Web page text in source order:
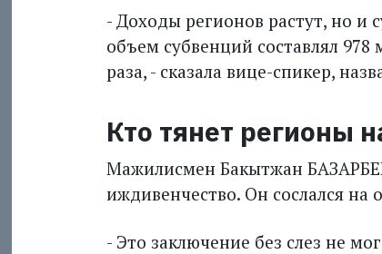
- Доходы регионов растут, но и
объем субвенций составлял 978
раза, - сказала вице-спикер,
Кто тянет регионы
Мажилисмен Бакытжан
иждивенчество. Он сослался
- Это заключение без слез не